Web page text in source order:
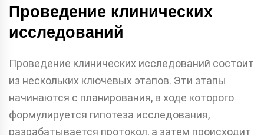
Проведение клинических
исследований
Проведение клинических исследований состоит
из нескольких ключевых этапов. Эти этапы
начинаются с планирования, в ходе которого
формулируется гипотеза исследования,
разрабатывается протокол, а затем происходит